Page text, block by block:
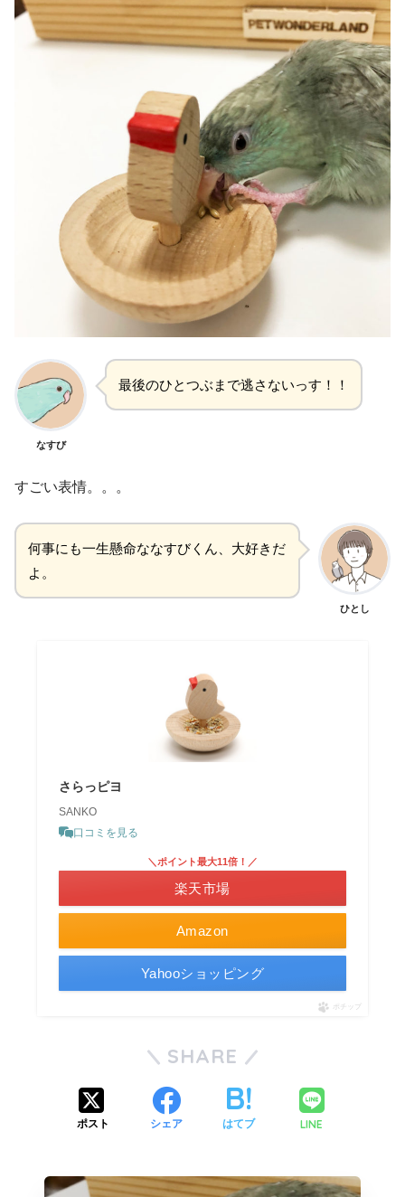
なすび
最後のひとつぶまで逃さないっす！！
すごい表情。。。
何事にも一生懸命ななすびくん、大好きだ
よ。
ひとし
さらっピヨ
SANKO
口コミを見る
Amazon
＼ポイント最大11倍！／
楽天市場
Yahooショッピング
ポチップ
SHARE
ポスト シェア はてブ LINE